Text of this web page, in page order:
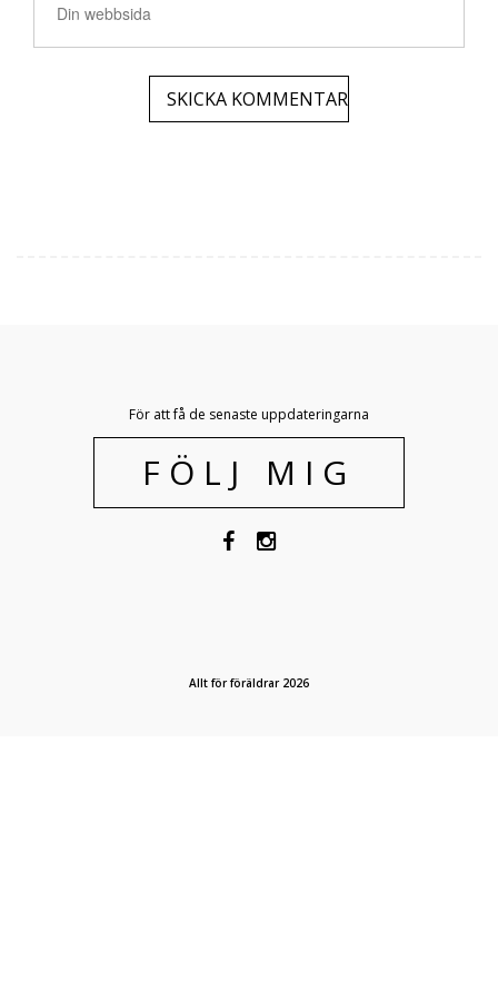
För att få de senaste uppdateringarna
FÖLJ MIG
Allt för föräldrar 2026